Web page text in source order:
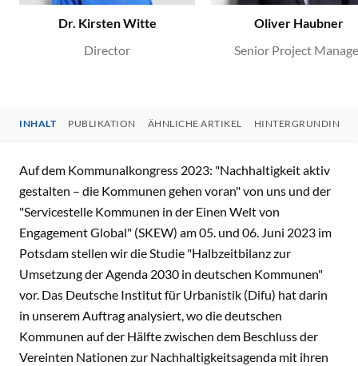
Dr. Kirsten Witte
Director
Oliver Haubner
Senior Project
INHALT PUBLIKATION ÄHNLICHE ARTIKEL
INHALT
Auf dem Kommunalkongress 2023: "Nachhaltigkeit aktiv
gestalten – die Kommunen gehen voran" von uns und der
"Servicestelle Kommunen in der Einen Welt von
Engagement Global" (SKEW) am 05. und 06. Juni 2023 im
Potsdam stellen wir die Studie "Halbzeitbilanz zur
Umsetzung der Agenda 2030 in deutschen Kommunen"
vor. Das Deutsche Institut für Urbanistik (Difu) hat darin
in unserem Auftrag analysiert, wo die deutschen
Kommunen auf der Hälfte zwischen dem Beschluss der
Vereinten Nationen zur Nachhaltigkeitsagenda mit ihren